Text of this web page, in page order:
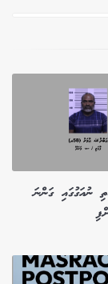
ނުއަގުގައި ގަންނަ